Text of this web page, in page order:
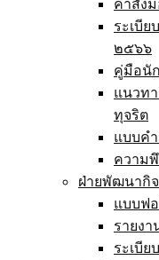
คำสั่ง
ระเบี
๒๕๖๖
คู่มือนั
แนวทา
ทุจริต
แบบค
ความ
ฝ่ายพัฒนากิ
แบบฟ
รายงา
ระเบีย